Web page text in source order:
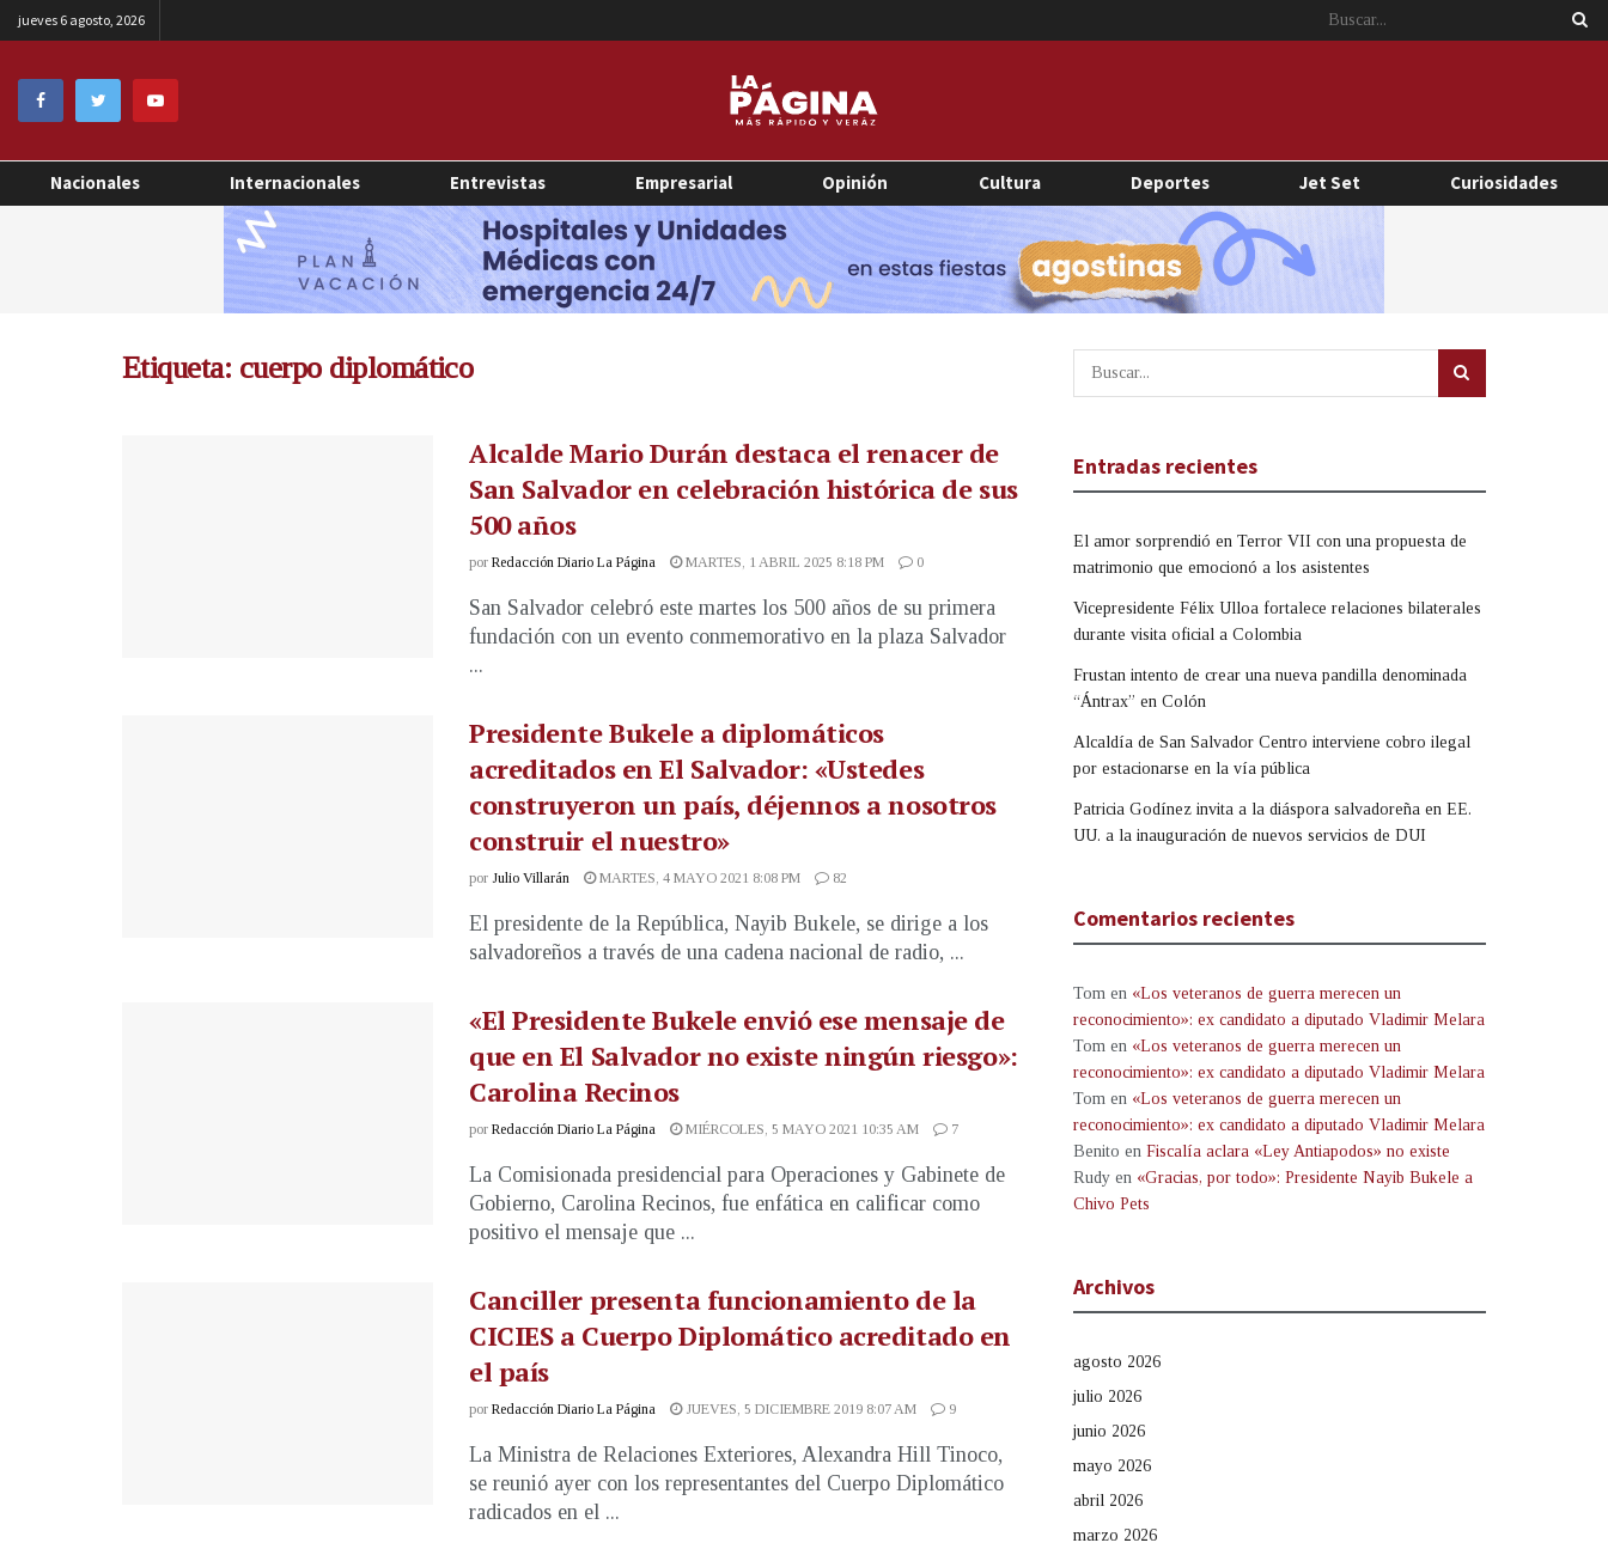
jueves 6 agosto, 2026
Nacionales Internacionales Entrevistas Empresarial Opinión Cultura Deportes Jet Set Curiosidades
Etiqueta: cuerpo diplomático
Alcalde Mario Durán destaca el renacer de
San Salvador en celebración histórica de sus
500 años
por Redacción Diario La Página MARTES, 1 ABRIL 2025 8:18 PM 0
San Salvador celebró este martes los 500 años de su primera
fundación con un evento conmemorativo en la plaza Salvador
...
Presidente Bukele a diplomáticos
acreditados en El Salvador: «Ustedes
construyeron un país, déjennos a nosotros
construir el nuestro»
por Julio Villarán MARTES, 4 MAYO 2021 8:08 PM 82
El presidente de la República, Nayib Bukele, se dirige a los
salvadoreños a través de una cadena nacional de radio, ...
«El Presidente Bukele envió ese mensaje de
que en El Salvador no existe ningún riesgo»:
Carolina Recinos
por Redacción Diario La Página MIÉRCOLES, 5 MAYO 2021 10:35 AM 7
La Comisionada presidencial para Operaciones y Gabinete de
Gobierno, Carolina Recinos, fue enfática en calificar como
positivo el mensaje que ...
Canciller presenta funcionamiento de la
CICIES a Cuerpo Diplomático acreditado en
el país
por Redacción Diario La Página JUEVES, 5 DICIEMBRE 2019 8:07 AM 9
La Ministra de Relaciones Exteriores, Alexandra Hill Tinoco,
se reunió ayer con los representantes del Cuerpo Diplomático
radicados en el ...
Entradas recientes
El amor sorprendió en Terror VII con una propuesta de
matrimonio que emocionó a los asistentes
Vicepresidente Félix Ulloa fortalece relaciones bilaterales
durante visita oficial a Colombia
Frustan intento de crear una nueva pandilla denominada
“Ántrax” en Colón
Alcaldía de San Salvador Centro interviene cobro ilegal
por estacionarse en la vía pública
Patricia Godínez invita a la diáspora salvadoreña en EE.
UU. a la inauguración de nuevos servicios de DUI
Comentarios recientes
Tom en «Los veteranos de guerra merecen un
reconocimiento»: ex candidato a diputado Vladimir Melara
Tom en «Los veteranos de guerra merecen un
reconocimiento»: ex candidato a diputado Vladimir Melara
Tom en «Los veteranos de guerra merecen un
reconocimiento»: ex candidato a diputado Vladimir Melara
Benito en Fiscalía aclara «Ley Antiapodos» no existe
Rudy en «Gracias, por todo»: Presidente Nayib Bukele a
Chivo Pets
Archivos
agosto 2026
julio 2026
junio 2026
mayo 2026
abril 2026
marzo 2026